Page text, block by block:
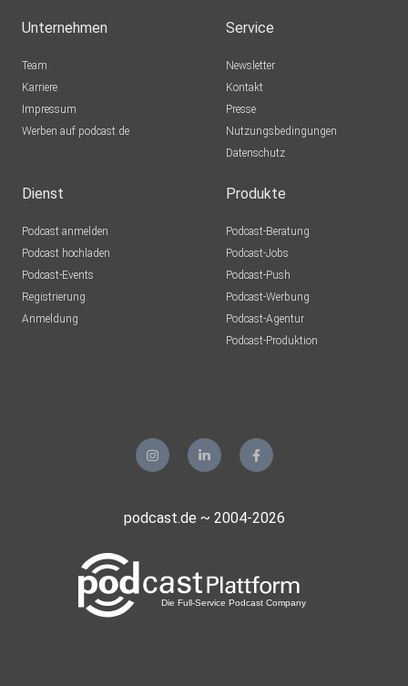
Unternehmen
Team
Karriere
Impressum
Werben auf podcast.de
Service
Newsletter
Kontakt
Presse
Nutzungsbedingungen
Datenschutz
Dienst
Podcast anmelden
Podcast hochladen
Podcast-Events
Registrierung
Anmeldung
Produkte
Podcast-Beratung
Podcast-Jobs
Podcast-Push
Podcast-Werbung
Podcast-Agentur
Podcast-Produktion
podcast.de ~ 2004-2026